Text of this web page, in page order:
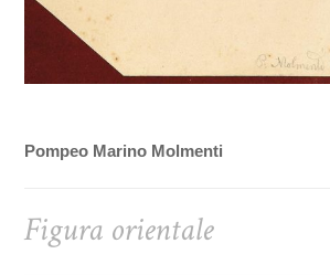
Pompeo Marino Molmenti
Figura orientale